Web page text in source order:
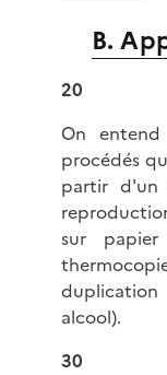
B.
20
On
procédés
partir d'un
sur
alcool).
30